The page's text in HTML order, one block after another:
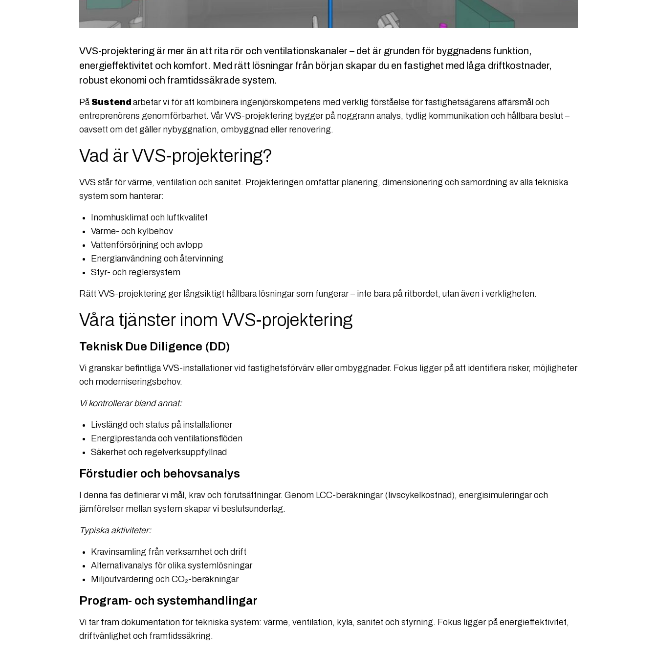
VVS-projektering är mer än att rita rör och ventilationskanaler – det är grunden för byggnadens funktion,
energieffektivitet och komfort. Med rätt lösningar från början skapar du en fastighet med låga driftkostnader,
robust ekonomi och framtidssäkrade system.
På Sustend arbetar vi för att kombinera ingenjörskompetens med verklig förståelse för fastighetsägarens affärsmål och
entreprenörens genomförbarhet. Vår VVS-projektering bygger på noggrann analys, tydlig kommunikation och hållbara beslut –
oavsett om det gäller nybyggnation, ombyggnad eller renovering.
Vad är VVS-projektering?
VVS står för värme, ventilation och sanitet. Projekteringen omfattar planering, dimensionering och samordning av alla tekniska
system som hanterar:
Inomhusklimat och luftkvalitet
Värme- och kylbehov
Vattenförsörjning och avlopp
Energianvändning och återvinning
Styr- och reglersystem
Rätt VVS-projektering ger långsiktigt hållbara lösningar som fungerar – inte bara på ritbordet, utan även i verkligheten.
Våra tjänster inom VVS-projektering
Teknisk Due Diligence (DD)
Vi granskar befintliga VVS-installationer vid fastighetsförvärv eller ombyggnader. Fokus ligger på att identifiera risker, möjligheter
och moderniseringsbehov.
Vi kontrollerar bland annat:
Livslängd och status på installationer
Energiprestanda och ventilationsflöden
Säkerhet och regelverksuppfyllnad
Förstudier och behovsanalys
I denna fas definierar vi mål, krav och förutsättningar. Genom LCC-beräkningar (livscykelkostnad), energisimuleringar och
jämförelser mellan system skapar vi beslutsunderlag.
Typiska aktiviteter:
Kravinsamling från verksamhet och drift
Alternativanalys för olika systemlösningar
Miljöutvärdering och CO₂-beräkningar
Program- och systemhandlingar
Vi tar fram dokumentation för tekniska system: värme, ventilation, kyla, sanitet och styrning. Fokus ligger på energieffektivitet,
driftvänlighet och framtidssäkring.